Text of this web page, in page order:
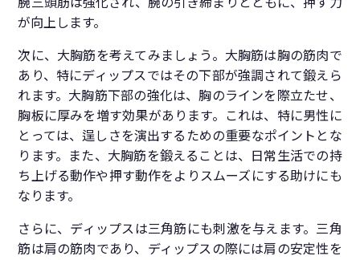
が向上します。
次に、大胸筋を考えてみましょう。大胸筋は胸の筋肉で
あり、特にディップスではその下部が強調されて鍛えら
れます。大胸筋下部の強化は、胸のラインを際立たせ、
胸板に厚みを増す効果があります。これは、特に男性に
とっては、逞しさを演出するための重要なポイントとな
ります。また、大胸筋を鍛えることは、日常生活での持
ち上げる動作や押す動作をよりスムーズにする助けにも
なります。
さらに、ディップスは三角筋にも刺激を与えます。三角
筋は肩の筋肉であり、ディップスの際には肩の安定性を